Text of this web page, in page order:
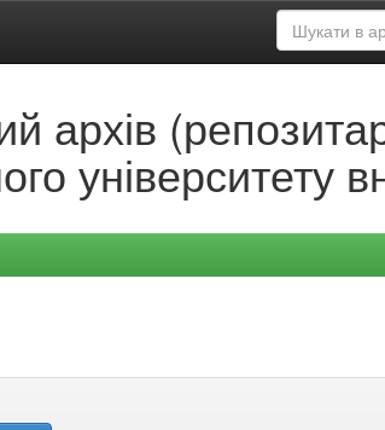
архів
університету